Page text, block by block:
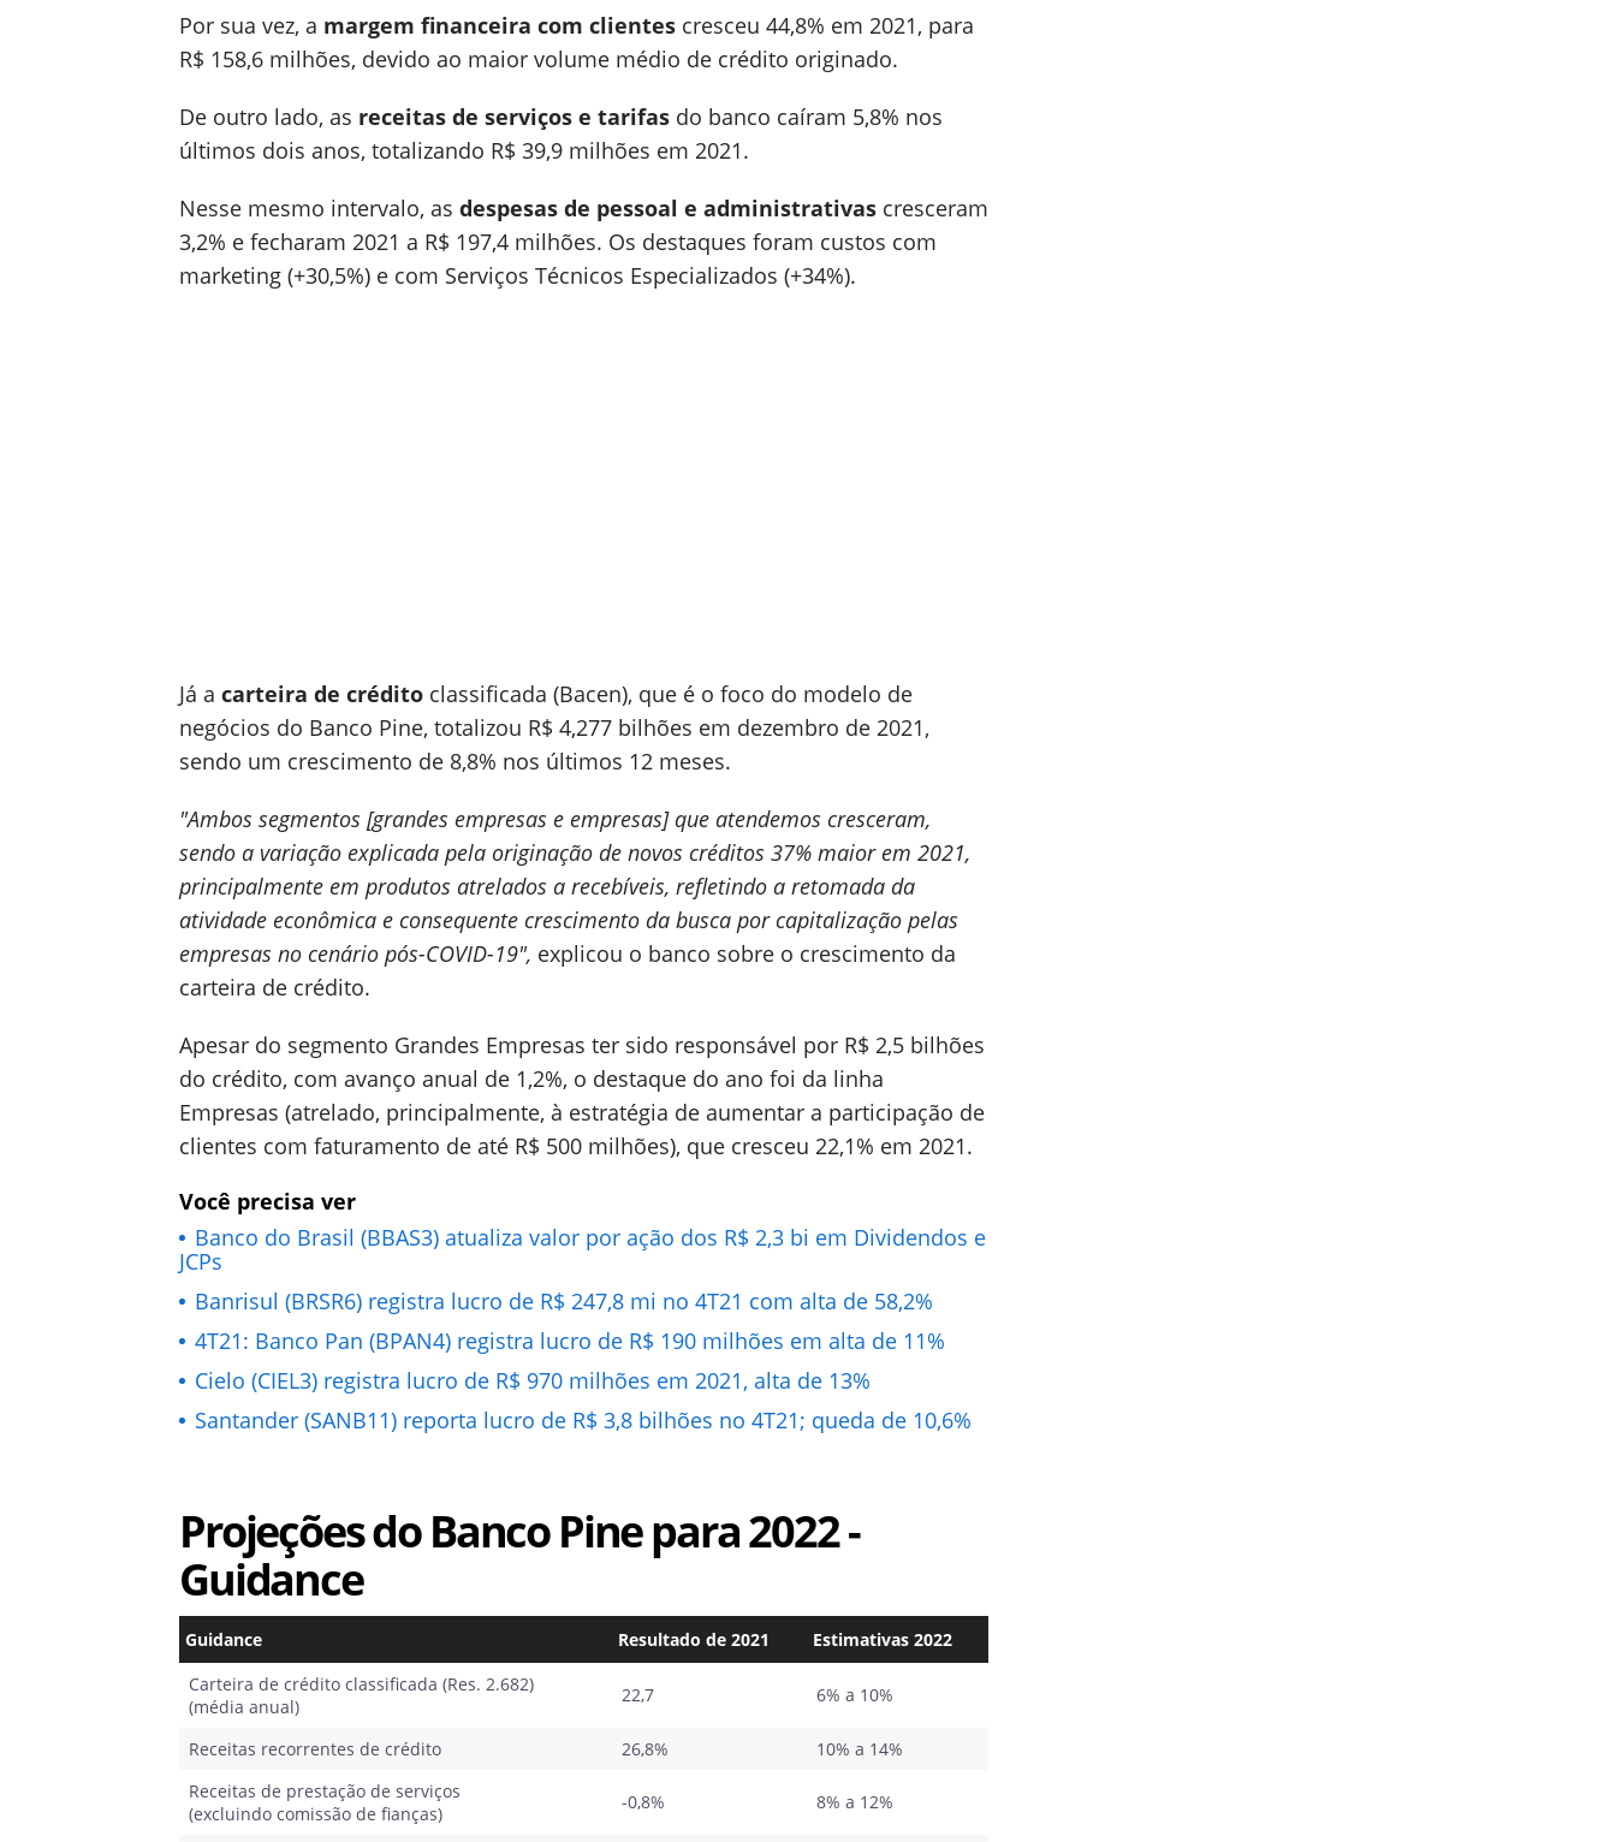
Por sua vez, a margem financeira com clientes cresceu 44,8% em 2021, para
R$ 158,6 milhões, devido ao maior volume médio de crédito originado.
De outro lado, as receitas de serviços e tarifas do banco caíram 5,8% nos
últimos dois anos, totalizando R$ 39,9 milhões em 2021.
Nesse mesmo intervalo, as despesas de pessoal e administrativas cresceram
3,2% e fecharam 2021 a R$ 197,4 milhões. Os destaques foram custos com
marketing (+30,5%) e com Serviços Técnicos Especializados (+34%).
Já a carteira de crédito classificada (Bacen), que é o foco do modelo de
negócios do Banco Pine, totalizou R$ 4,277 bilhões em dezembro de 2021,
sendo um crescimento de 8,8% nos últimos 12 meses.
"Ambos segmentos [grandes empresas e empresas] que atendemos cresceram,
sendo a variação explicada pela originação de novos créditos 37% maior em 2021,
principalmente em produtos atrelados a recebíveis, refletindo a retomada da
atividade econômica e consequente crescimento da busca por capitalização pelas
empresas no cenário pós-COVID-19", explicou o banco sobre o crescimento da
carteira de crédito.
Apesar do segmento Grandes Empresas ter sido responsável por R$ 2,5 bilhões
do crédito, com avanço anual de 1,2%, o destaque do ano foi da linha
Empresas (atrelado, principalmente, à estratégia de aumentar a participação de
clientes com faturamento de até R$ 500 milhões), que cresceu 22,1% em 2021.
Você precisa ver
Banco do Brasil (BBAS3) atualiza valor por ação dos R$ 2,3 bi em Dividendos e
JCPs
Banrisul (BRSR6) registra lucro de R$ 247,8 mi no 4T21 com alta de 58,2%
4T21: Banco Pan (BPAN4) registra lucro de R$ 190 milhões em alta de 11%
Cielo (CIEL3) registra lucro de R$ 970 milhões em 2021, alta de 13%
Santander (SANB11) reporta lucro de R$ 3,8 bilhões no 4T21; queda de 10,6%
Projeções do Banco Pine para 2022 -
Guidance
Guidance Resultado de 2021
Estimativas 2022
Carteira de crédito classificada (Res. 2.682)
(média anual)
22,7 6% a 10%
Receitas recorrentes de crédito 26,8%
10% a 14%
Receitas de prestação de serviços
(excluindo comissão de fianças)
-0,8% 8% a 12%